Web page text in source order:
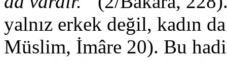
yalnız erkek değil, kadın
Müslim, İmâre 20). Bu